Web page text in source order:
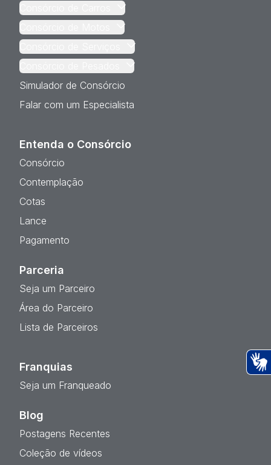
Consórcio de Carros
Consórcio de Motos
Consórcio de Serviços
Consórcio de Pesados
Simulador de Consórcio
Falar com um Especialista
Entenda o Consórcio
Consórcio
Contemplação
Cotas
Lance
Pagamento
Parceria
Seja um Parceiro
Área do Parceiro
Lista de Parceiros
Franquias
Seja um Franqueado
Blog
Postagens Recentes
Coleção de vídeos